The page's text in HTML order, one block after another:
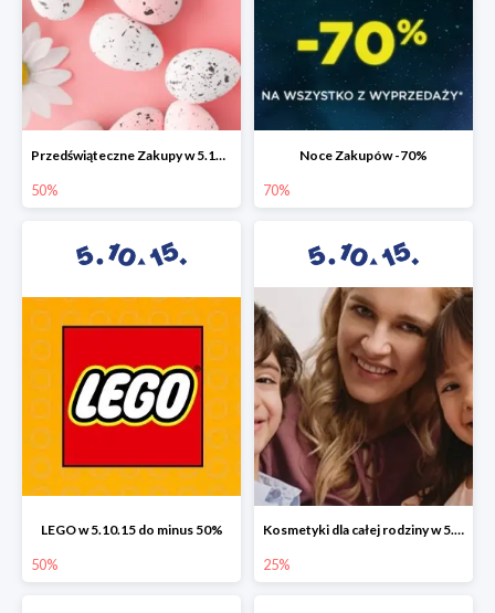
Przedświąteczne Zakupy w 5.10.15 do -50%
50%
Noce Zakupów -70%
70%
LEGO w 5.10.15 do minus 50%
50%
Kosmetyki dla całej rodziny w 5.10.15 do -25%
25%